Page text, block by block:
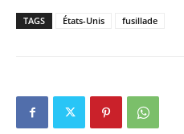
TAGS États-Unis fusillade